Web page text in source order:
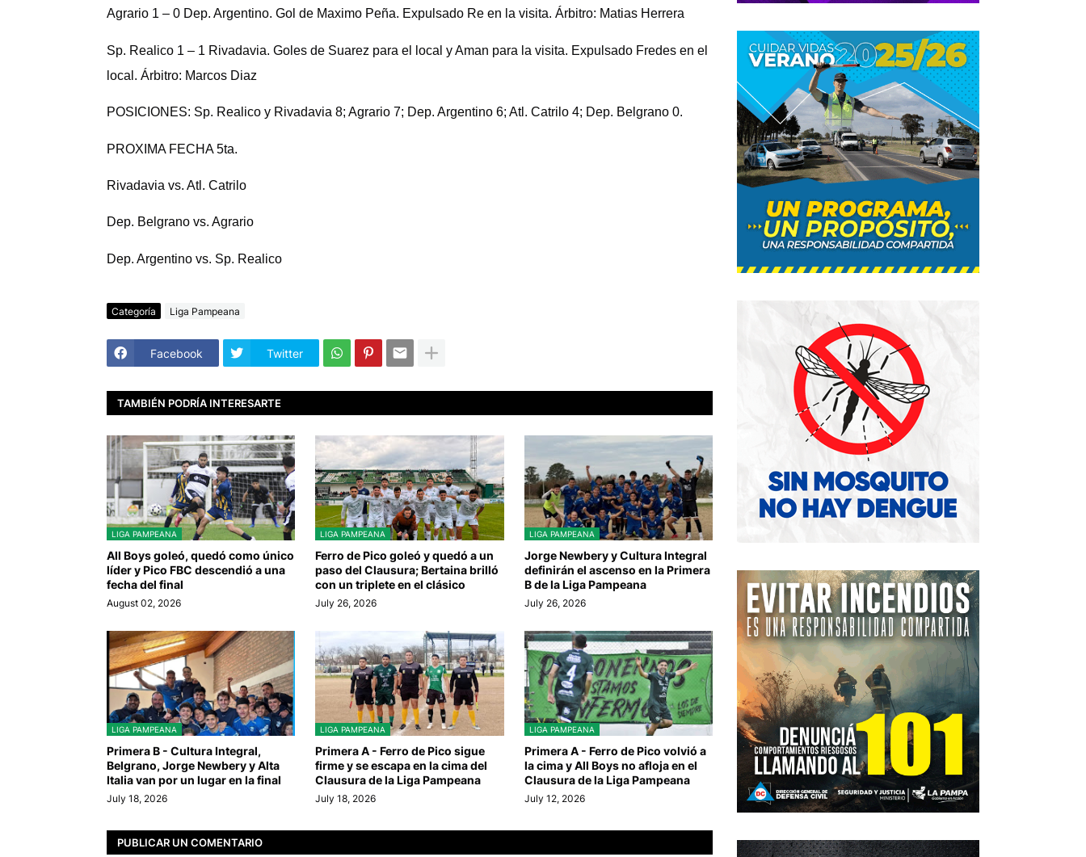
Agrario 1 – 0 Dep. Argentino. Gol de Maximo Peña. Expulsado Re en la visita. Árbitro: Matias Herrera
Sp. Realico 1 – 1 Rivadavia. Goles de Suarez para el local y Aman para la visita. Expulsado Fredes en el
local. Árbitro: Marcos Diaz
POSICIONES: Sp. Realico y Rivadavia 8; Agrario 7; Dep. Argentino 6; Atl. Catrilo 4; Dep. Belgrano 0.
PROXIMA FECHA 5ta.
Rivadavia vs. Atl. Catrilo
Dep. Belgrano vs. Agrario
Dep. Argentino vs. Sp. Realico
Categoría Liga Pampeana
Facebook Twitter
TAMBIÉN PODRÍA INTERESARTE
LIGA PAMPEANA
All Boys goleó, quedó como único
líder y Pico FBC descendió a una
fecha del final
August 02, 2026
LIGA PAMPEANA
Ferro de Pico goleó y quedó a un
paso del Clausura; Bertaina brilló
con un triplete en el clásico
July 26, 2026
LIGA PAMPEANA
Jorge Newbery y Cultura Integral
definirán el ascenso en la Primera
B de la Liga Pampeana
July 26, 2026
LIGA PAMPEANA
Primera B - Cultura Integral,
Belgrano, Jorge Newbery y Alta
Italia van por un lugar en la final
July 18, 2026
LIGA PAMPEANA
Primera A - Ferro de Pico sigue
firme y se escapa en la cima del
Clausura de la Liga Pampeana
July 18, 2026
LIGA PAMPEANA
Primera A - Ferro de Pico volvió a
la cima y All Boys no afloja en el
Clausura de la Liga Pampeana
July 12, 2026
PUBLICAR UN COMENTARIO